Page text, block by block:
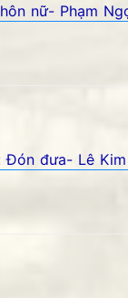
nữ- Phạm
niệm Phố núi và
Đón đưa- Lê
niệm Phố núi và